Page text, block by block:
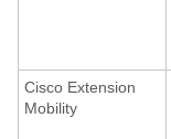
Cisco Extension
Mobility